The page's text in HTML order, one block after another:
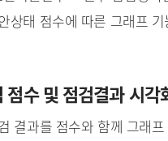
상태 점수에 따른 그래프
점수 및 점검결과 시각
결과를 점수와 함께 그래